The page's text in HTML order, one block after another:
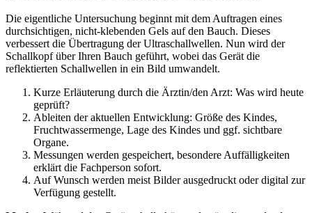
Die eigentliche Untersuchung beginnt mit dem Auftragen eines
durchsichtigen, nicht-klebenden Gels auf den Bauch. Dieses
verbessert die Übertragung der Ultraschallwellen. Nun wird der
Schallkopf über Ihren Bauch geführt, wobei das Gerät die
reflektierten Schallwellen in ein Bild umwandelt.
Kurze Erläuterung durch die Ärztin/den Arzt: Was wird heute
geprüft?
Ableiten der aktuellen Entwicklung: Größe des Kindes,
Fruchtwassermenge, Lage des Kindes und ggf. sichtbare
Organe.
Messungen werden gespeichert, besondere Auffälligkeiten
erklärt die Fachperson sofort.
Auf Wunsch werden meist Bilder ausgedruckt oder digital zur
Verfügung gestellt.